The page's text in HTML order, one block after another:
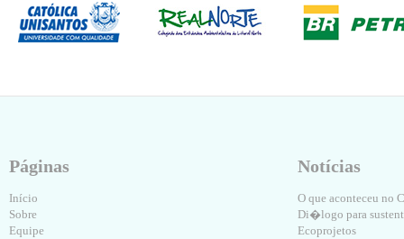
Páginas
Início
Sobre
Equipe
Notícias
O que aconteceu no
Di�logo para
Ecoprojetos